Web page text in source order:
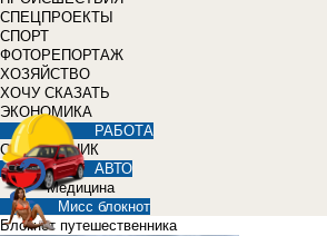
СПЕЦПРОЕКТЫ
СПОРТ
ФОТОРЕПОРТАЖ
ХОЗЯЙСТВО
ХОЧУ СКАЗАТЬ
ЭКОНОМИКА
РАБОТА
СПРАВОЧНИК
АВТО
Медицина
Мисс блокнот
Блокнот путешественника